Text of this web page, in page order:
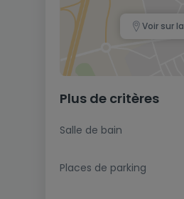
Voir sur
Plus de critères
Salle de bain
Places de parking